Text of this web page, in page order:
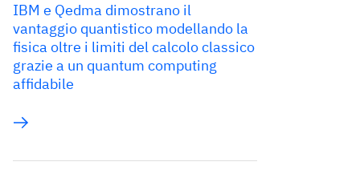
IBM e Qedma dimostrano il
vantaggio quantistico modellando la
fisica oltre i limiti del calcolo classico
grazie a un quantum computing
affidabile